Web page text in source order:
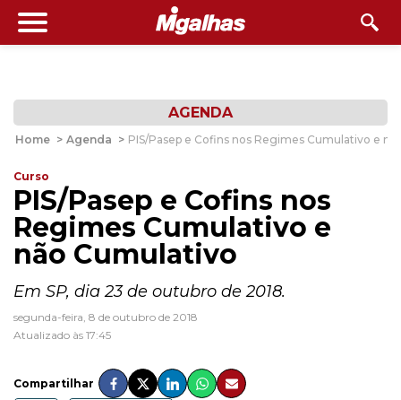
AGENDA
Home > Agenda > PIS/Pasep e Cofins nos Regimes Cumulativo e
Curso
PIS/Pasep e Cofins nos
Regimes Cumulativo e
não Cumulativo
Em SP, dia 23 de outubro de 2018.
segunda-feira, 8 de outubro de 2018
Atualizado às 17:45
Compartilhar